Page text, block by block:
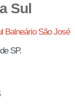
Sul
de SP.